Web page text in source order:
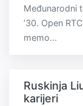
Međunarodni
’30. Open
memo...
Ruskinja
karijeri